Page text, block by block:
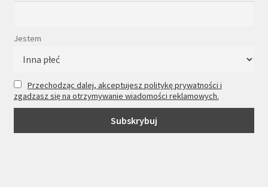
Jestem
Przechodząc dalej, akceptujesz politykę prywatności i
zgadzasz się na otrzymywanie wiadomości reklamowych.